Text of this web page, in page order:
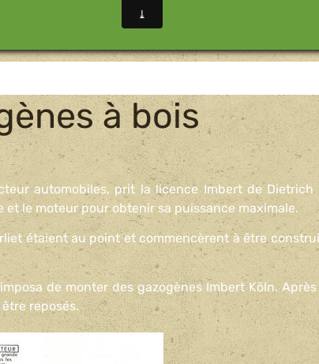
à bois
automobiles, prit la licence Imbert de Dietrich
le moteur pour obtenir sa puissance maximale.
étaient au point et commencèrent à être
de monter des gazogènes Imbert Köln.
reposés.